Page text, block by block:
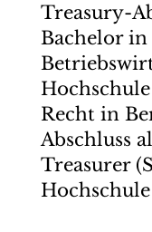
Treasury-
Bachelor in
Recht in
Abschluss
Treasurer